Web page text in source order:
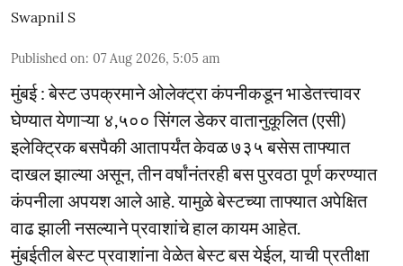
Swapnil S
Published on: 07 Aug 2026, 5:05 am
मुंबई : बेस्ट उपक्रमाने ओलेक्ट्रा कंपनीकडून भाडेतत्त्वावर
घेण्यात येणाऱ्या ४,५०० सिंगल डेकर वातानुकूलित (एसी)
इलेक्ट्रिक बसपैकी आतापर्यंत केवळ ७३५ बसेस ताफ्यात
दाखल झाल्या असून, तीन वर्षांनंतरही बस पुरवठा पूर्ण करण्यात
कंपनीला अपयश आले आहे. यामुळे बेस्टच्या ताफ्यात अपेक्षित
वाढ झाली नसल्याने प्रवाशांचे हाल कायम आहेत.
मुंबईतील बेस्ट प्रवाशांना वेळेत बेस्ट बस येईल, याची प्रतीक्षा